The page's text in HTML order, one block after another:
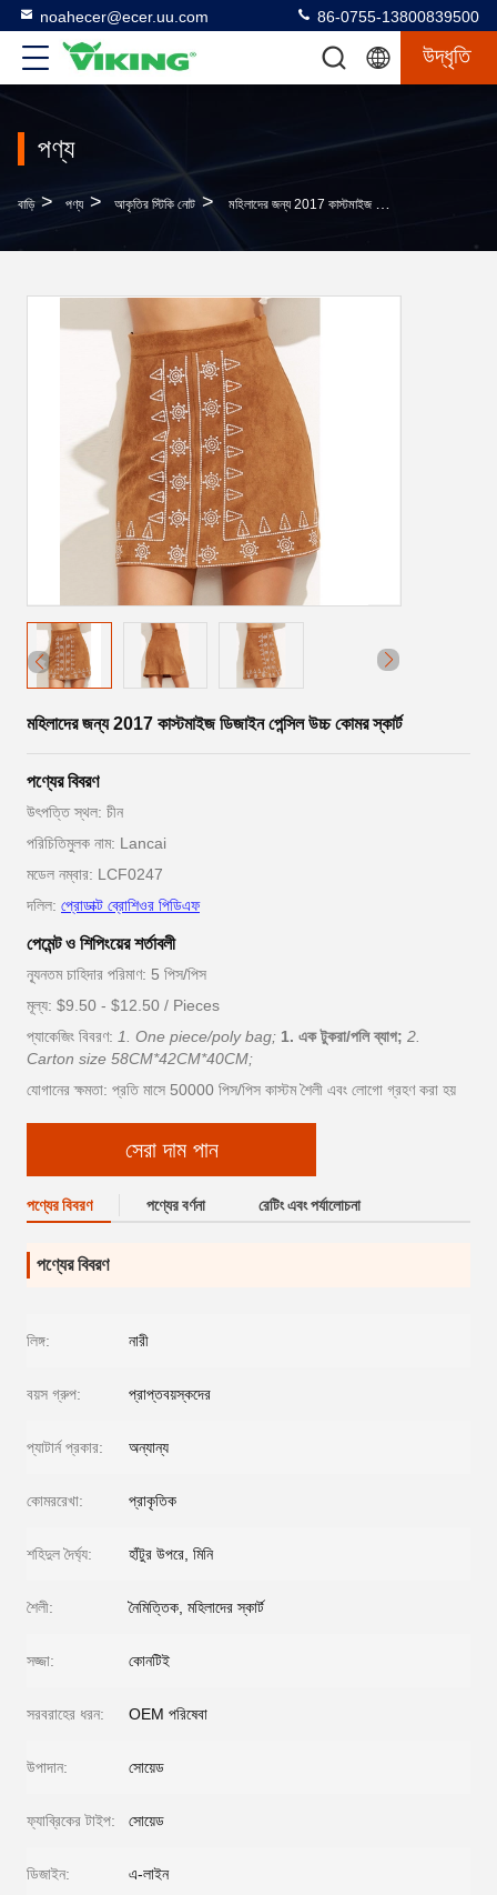
noahecer@ecer.uu.com 86-0755-13800839500
উদ্ধৃতি
পণ্য
বাড়ি > পণ্য > আকৃতির স্টিকি নোট > মহিলাদের জন্য 2017 কাস্টমাইজ ডিজাইন পেন্সিল উচ্চ কোমর স্কার্ট
মহিলাদের জন্য 2017 কাস্টমাইজ ডিজাইন পেন্সিল উচ্চ কোমর স্কার্ট
পণ্যের বিবরণ
উৎপত্তি স্থল: চীন
পরিচিতিমুলক নাম: Lancai
মডেল নম্বার: LCF0247
দলিল: প্রোডাক্ট ব্রোশিওর পিডিএফ
পেমেন্ট ও শিপিংয়ের শর্তাবলী
ন্যূনতম চাহিদার পরিমাণ: 5 পিস/পিস
মূল্য: $9.50 - $12.50 / Pieces
প্যাকেজিং বিবরণ: 1. One piece/poly bag; 1. এক টুকরা/পলি ব্যাগ; 2.
Carton size 58CM*42CM*40CM;
যোগানের ক্ষমতা: প্রতি মাসে 50000 পিস/পিস কাস্টম শৈলী এবং লোগো গ্রহণ করা হয়
সেরা দাম পান
পণ্যের বিবরণ পণ্যের বর্ণনা রেটিং এবং পর্যালোচনা
পণ্যের বিবরণ
লিঙ্গ: নারী
বয়স গ্রুপ: প্রাপ্তবয়স্কদের
প্যাটার্ন প্রকার: অন্যান্য
কোমররেখা: প্রাকৃতিক
শহিদুল দৈর্ঘ্য: হাঁটুর উপরে, মিনি
শৈলী: নৈমিত্তিক, মহিলাদের স্কার্ট
সজ্জা: কোনটিই
সরবরাহের ধরন: OEM পরিষেবা
উপাদান: সোয়েড
ফ্যাব্রিকের টাইপ: সোয়েড
ডিজাইন: এ-লাইন